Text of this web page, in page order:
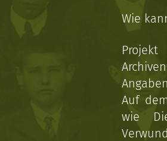
Wie
Auf
wie